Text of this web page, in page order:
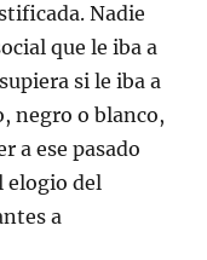
Nadie
que le iba a
si le iba a
negro o blanco,
a ese pasado
elogio del
a